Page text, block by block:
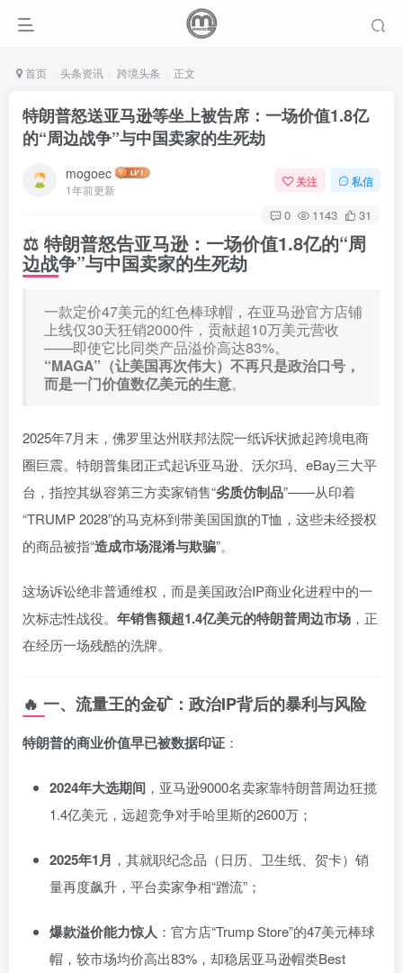
首页 头条资讯 跨境头条 正文
特朗普怒送亚马逊等坐上被告席：一场价值1.8亿
的“周边战争”与中国卖家的生死劫
mogoec
1年前更新
关注 私信
0 1143 31
⚖️ 特朗普怒告亚马逊：一场价值1.8亿的“周
边战争”与中国卖家的生死劫
一款定价47美元的红色棒球帽，在亚马逊官方店铺
上线仅30天狂销2000件，贡献超10万美元营收
——即使它比同类产品溢价高达83%。
“MAGA”（让美国再次伟大）不再只是政治口号，
而是一门价值数亿美元的生意。
2025年7月末，佛罗里达州联邦法院一纸诉状掀起跨境电商
圈巨震。特朗普集团正式起诉亚马逊、沃尔玛、eBay三大平
台，指控其纵容第三方卖家销售“劣质仿制品”——从印着
“TRUMP 2028”的马克杯到带美国国旗的T恤，这些未经授权
的商品被指“造成市场混淆与欺骗”。
这场诉讼绝非普通维权，而是美国政治IP商业化进程中的一
次标志性战役。 年销售额超1.4亿美元的特朗普周边市场 ，正
在经历一场残酷的洗牌。
🔥 一、流量王的金矿：政治IP背后的暴利与风险
特朗普的商业价值早已被数据印证 ：
2024年大选期间 ，亚马逊9000名卖家靠特朗普周边狂揽
1.4亿美元，远超竞争对手哈里斯的2600万；
2025年1月 ，其就职纪念品（日历、卫生纸、贺卡）销
量再度飙升，平台卖家争相“蹭流”；
爆款溢价能力惊人 ：官方店“Trump Store”的47美元棒球
帽，较市场均价高出83%，却稳居亚马逊帽类Best